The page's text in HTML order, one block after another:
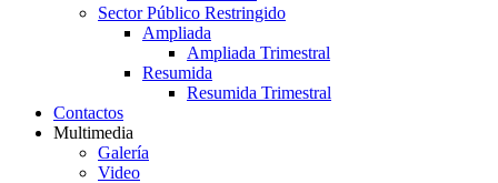
Sector Público Restringido
Ampliada
Ampliada Trimestral
Resumida
Resumida Trimestral
Contactos
Multimedia
Galería
Video